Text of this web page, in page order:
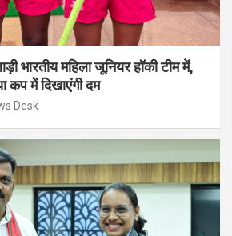
भारतीय महिला जूनियर हॉकी टीम में,
कप में दिखाएंगी दम
Desk